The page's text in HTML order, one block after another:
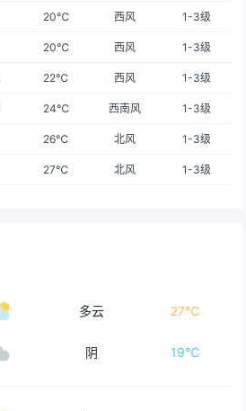
20℃ 西风 1-3级
20℃ 西风 1-3级
22℃ 西风 1-3级
24℃ 西南风 1-3级
26℃ 北风 1-3级
27℃ 北风 1-3级
多云 27℃
阴 19℃